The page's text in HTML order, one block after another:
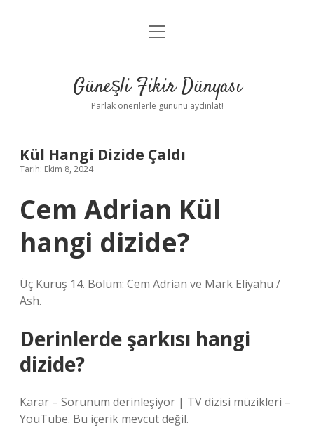
Anasayfa
Yasal Uyarı
menüyü
Güneşli Fikir Dünyası
Parlak önerilerle gününü aydınlat!
Kül Hangi Dizide Çaldı
Tarih: Ekim 8, 2024
Cem Adrian Kül
hangi dizide?
Üç Kuruş 14. Bölüm: Cem Adrian ve Mark Eliyahu /
Ash.
Derinlerde şarkısı hangi
dizide?
Karar – Sorunum derinleşiyor | TV dizisi müzikleri –
YouTube. Bu içerik mevcut değil.